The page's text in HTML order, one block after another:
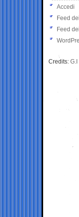
Accedi
Feed
Feed
Credits: G.I